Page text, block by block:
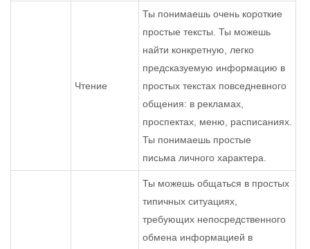
Чтение
Ты понимаешь очень короткие
простые тексты. Ты можешь
найти конкретную, легко
предсказуемую информацию в
простых текстах повседневного
общения: в рекламах,
проспектах, меню, расписаниях.
Ты понимаешь простые
письма личного характера.
Ты можешь общаться в простых
типичных ситуациях,
требующих непосредственного
обмена информацией в